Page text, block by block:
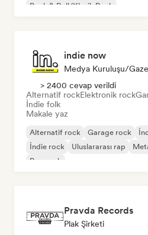
Rock & Roll/Klasik Rock
indie now
Medya Kuruluşu/
> 2400 cevap verildi
Alternatif rockElektronik rock
İndie folk
Makale yaz
Alternatif rock Garage rock
İndie rock
Uluslararası rap
Pop rock
Pravda Records
Plak Şirketi